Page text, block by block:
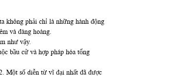
không phải chỉ là những hành động
và đàng hoàng.
như vậy.
bầu cử và hợp pháp hóa tổng
Một số diễn từ vĩ đại nhất đã được